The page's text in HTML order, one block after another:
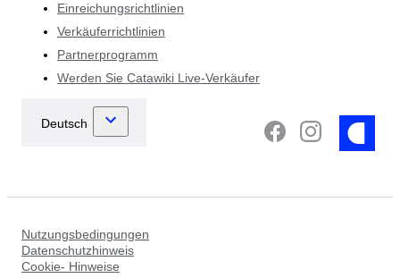
Einreichungsrichtlinien
Verkäuferrichtlinien
Partnerprogramm
Werden Sie Catawiki Live-Verkäufer
Nutzungsbedingungen
Datenschutzhinweis
Cookie- Hinweise